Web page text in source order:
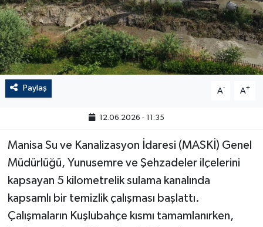
Paylaş A- A+
12.06.2026 - 11:35
Manisa Su ve Kanalizasyon İdaresi (MASKİ) Genel
Müdürlüğü, Yunusemre ve Şehzadeler ilçelerini
kapsayan 5 kilometrelik sulama kanalında
kapsamlı bir temizlik çalışması başlattı.
Çalışmaların Kuşlubahçe kısmı tamamlanırken,